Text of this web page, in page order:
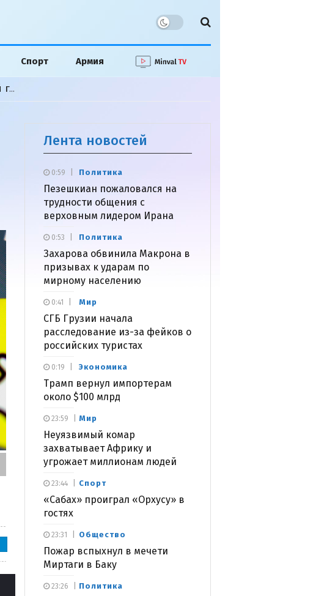
Спорт Армия
«Слова исказили»: Хикмет Гаджиев ответил на публикацию турецкой газеты
Лента новостей
Политика
Пезешкиан пожаловался на
трудности общения с
верховным лидером Ирана
0:59
Политика
Захарова обвинила Макрона в
призывах к ударам по
мирному населению
0:53
Мир
СГБ Грузии начала
расследование из-за фейков о
российских туристах
0:41
Экономика
Трамп вернул импортерам
около $100 млрд
0:19
Мир
Неуязвимый комар
захватывает Африку и
угрожает миллионам людей
23:59
Спорт
«Сабах» проиграл «Орхусу» в
гостях
23:44
Общество
Пожар вспыхнул в мечети
Миртаги в Баку
23:31
Политика
23:26